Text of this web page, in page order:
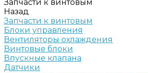
Запчасти к винтовым
Назад
Запчасти к винтовым
Блоки управления
Вентиляторы охлаждения
Винтовые блоки
Впускные клапана
Датчики